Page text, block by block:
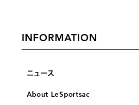
INFORMATION
ニュース
About LeSportsac